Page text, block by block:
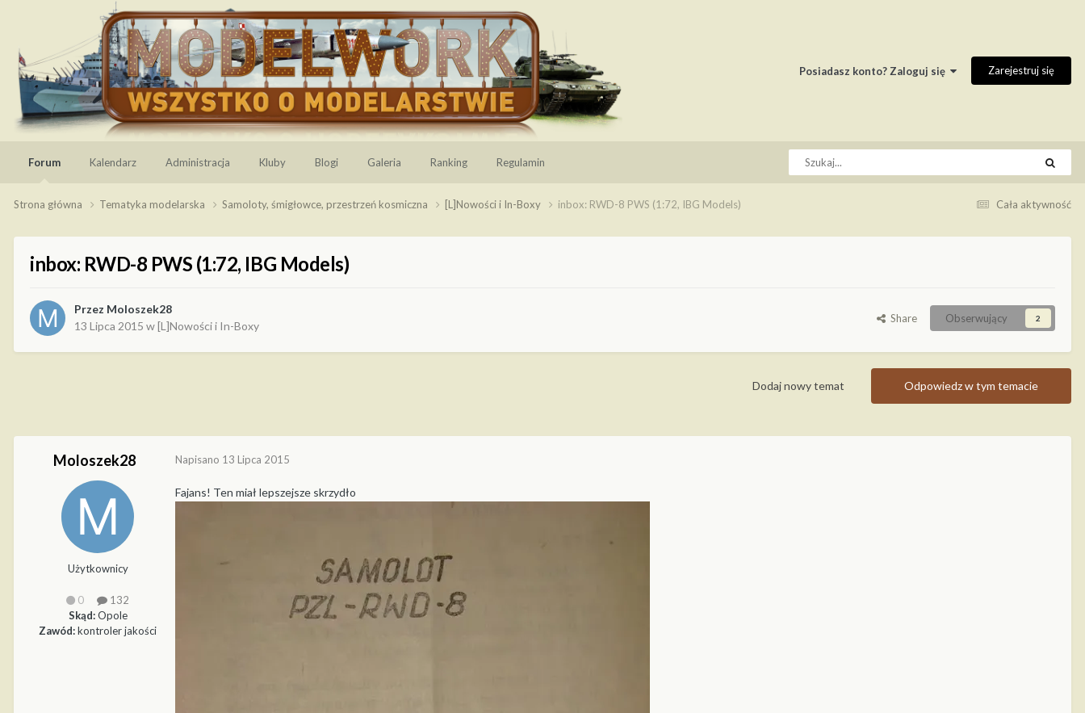
Posiadasz konto? Zaloguj się Zarejestruj się
Forum Kalendarz Administracja Kluby Blogi Galeria Ranking Regulamin
Cała aktywność
Strona główna Tematyka modelarska Samoloty, śmigłowce, przestrzeń kosmiczna [L]Nowości i In-Boxy inbox: RWD-8 PWS (1:72, IBG Models)
inbox: RWD-8 PWS (1:72, IBG Models)
Przez Moloszek28
13 Lipca 2015 w[L]Nowości i In-Boxy
Share Obserwujący 2
Odpowiedz w tym temacie
Dodaj nowy temat
Moloszek28
Użytkownicy
0
132
Skąd:Opole
Zawód:kontroler jakości
Napisano 13 Lipca 2015
Fajans! Ten miał lepszejsze skrzydło